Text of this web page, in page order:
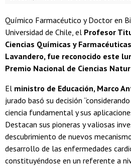
Químico Farmacéutico y Doctor en
Universidad de Chile, el Profesor
Ciencias Químicas y
Lavandero, fue reconocido este
Premio Nacional de Ciencias
El ministro de Educación, Marco
jurado basó su decisión
ciencia fundamental y sus
Destacan sus pioneras y valiosas
descubrimiento de nuevos
desarrollo de las enfermedades
constituyéndose en un referente a